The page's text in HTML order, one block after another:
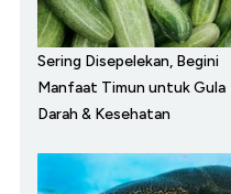
Sering Disepelekan, Begini
Manfaat Timun untuk Gula
Darah & Kesehatan